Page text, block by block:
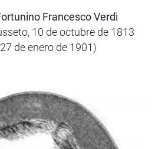
Francesco Verdi
10 de octubre de 1813
de enero de 1901)